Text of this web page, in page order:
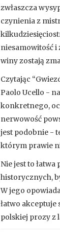
zwłaszcza
czynienia z
niesamowitość i
winy zostają
Czytając
Paolo Ucello -
konkretnego,
nerwowość
jest podobnie -
którym prawie
Nie jest to
historycznych,
W jego
łatwo akceptuje
polskiej prozy z